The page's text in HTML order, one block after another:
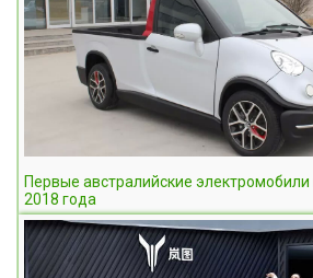
Первые австралийские электромобили
2018 года